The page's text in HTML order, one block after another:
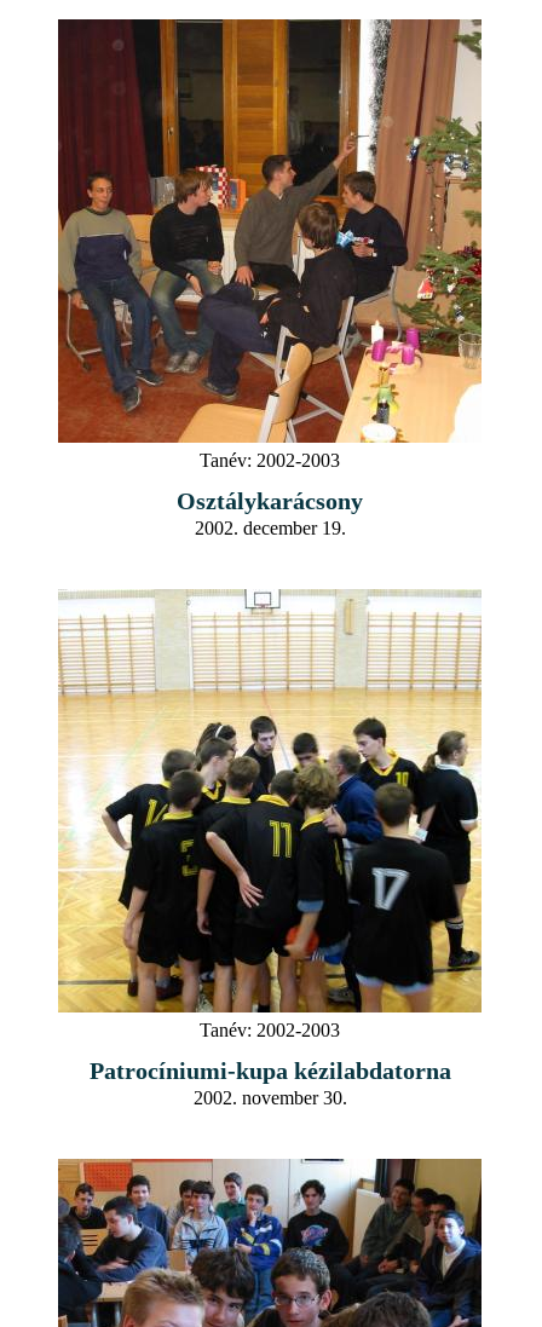
Tanév: 2002-2003
Osztálykarácsony
2002. december 19.
Tanév: 2002-2003
Patrocíniumi-kupa kézilabdatorna
2002. november 30.